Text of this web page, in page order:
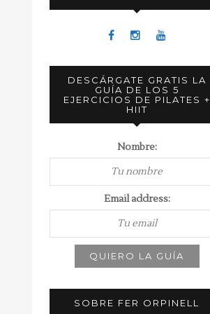
DESCÁRGATE GRATIS LA
GUÍA DE LOS 5
EJERCICIOS DE PILATES +
HIIT
Nombre:
Email address:
SOBRE FER ORPINELL